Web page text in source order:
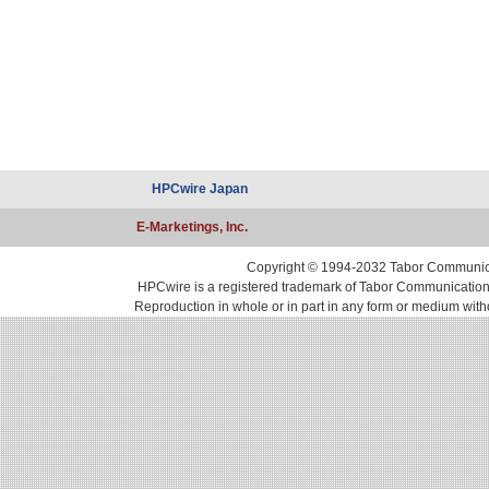
HPCwire Japan
E-Marketings, Inc.
Copyright © 1994-2032 Tabor
HPCwire is a registered trademark of Tabor
Reproduction in whole or in part in any form or medium